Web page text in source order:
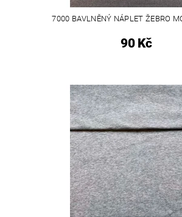
7000 BAVLNĚNÝ NÁPLET ŽEBRO
90 Kč